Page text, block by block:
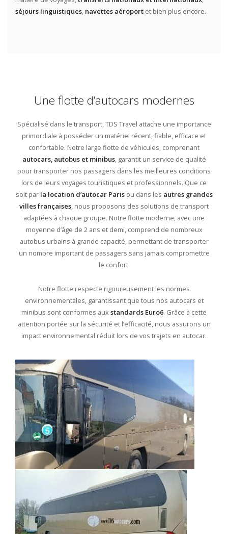
séjours linguistiques, navettes aéroport et bien plus encore.
Une flotte d’autocars modernes
Spécialisé dans le transport, TDS Travel attache une importance
primordiale à posséder un matériel récent, fiable, efficace et
confortable. Notre large flotte de véhicules, comprenant
autocars, autobus et minibus, garantit un service de qualité
pour transporter nos passagers dans les meilleures conditions
lors de leurs voyages touristiques et professionnels. Que ce
soit par la location d’autocar Parisou dans les autres grandes
villes françaises, nous proposons des solutions de transport
adaptées à chaque groupe. Notre flotte moderne, avec une
moyenne d’âge de 2 ans et demi, comprend de nombreux
autobus urbains à grande capacité, permettant de transporter
un nombre important de passagers sans jamais compromettre
le confort.
Notre flotte respecte rigoureusement les normes
environnementales, garantissant que tous nos autocars et
minibus sont conformes aux standards Euro6. Grâce à cette
attention portée sur la sécurité et l’efficacité, nous assurons un
impact environnemental réduit lors de vos trajets en autocar.